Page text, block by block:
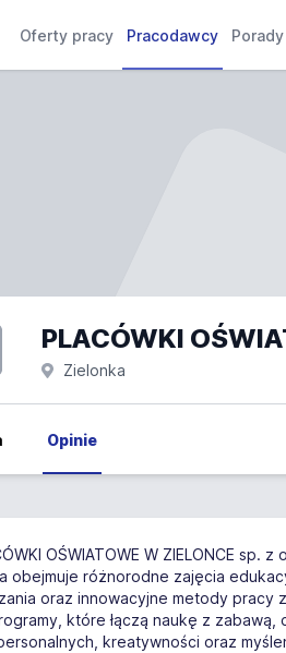
Oferty pracy Pracodawcy Porady
PLACÓWKI
Zielonka
Opinie
OŚWIATOWE W ZIELONCE
obejmuje różnorodne zajęcia
oraz innowacyjne metody pracy
które łączą naukę z zabawą,
kreatywności oraz